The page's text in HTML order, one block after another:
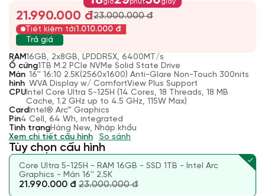
21.990.000 đ23.000.000 đ
Tiết kiệm tới1.010.000 đ
Trả giá
RAM16GB, 2x8GB, LPDDR5X, 6400MT/s
Ổ cứng1TB M.2 PCIe NVMe Solid State Drive
Màn
hình
16'' 16:10 2.5K(2560x1600) Anti-Glare Non-Touch 300nits
WVA Display w/ ComfortView Plus Support
CPU Intel Core Ultra 5-125H (14 Cores, 18 Threads, 18 MB
Cache, 1.2 GHz up to 4.5 GHz, 115W Max)
Card Intel® Arc™ Graphics
Pin4 Cell, 64 Wh, integrated
Tình trạngHàng New, Nhập khẩu
Xem chi tiết cấu hình
So sánh
Tùy chọn cấu hình
Core Ultra 5-125H - RAM 16GB - SSD 1TB - Intel Arc
Graphics - Màn 16'' 2.5K
21.990.000 đ 23.000.000 đ